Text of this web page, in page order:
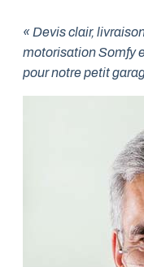
« Devis clair,
motorisation Somfy
pour notre petit